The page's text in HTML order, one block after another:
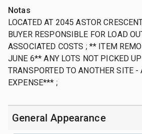
Notas
LOCATED AT 2045 ASTOR
BUYER RESPONSIBLE FOR LOAD
ASSOCIATED COSTS ; ** ITEM
JUNE 6** ANY LOTS NOT PICKED
TRANSPORTED TO ANOTHER SITE -
EXPENSE*** ;
General Appearance